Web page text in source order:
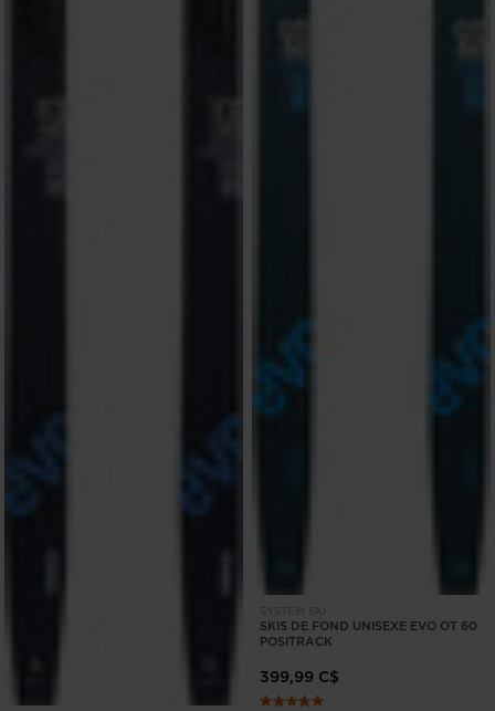
SYSTEM SKI
SKIS DE FOND UNISEXE EVO OT 60
POSITRACK
399,99 C$